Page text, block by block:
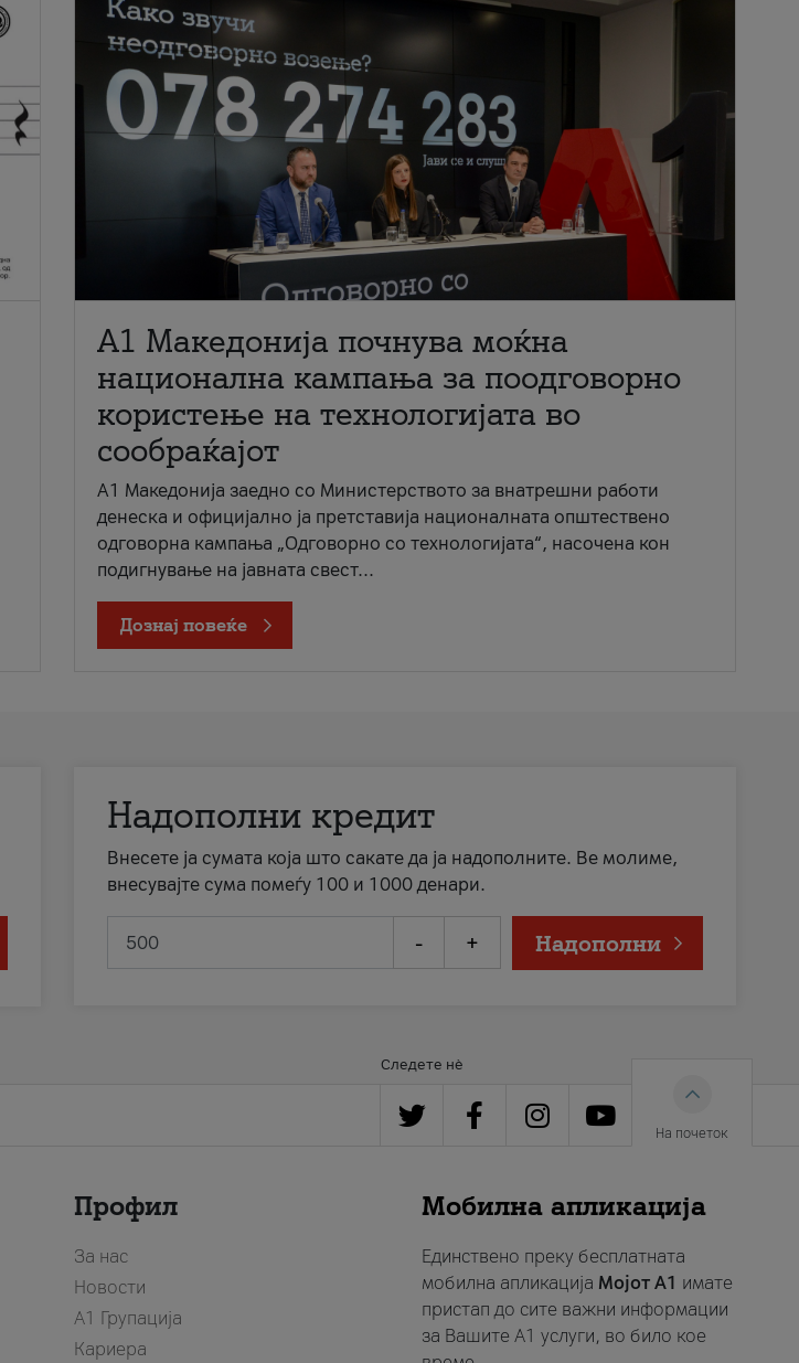
A1 Македонија почнува моќна
национална кампања за поодговорно
користење на технологијата во
сообраќајот
A1 Македонија заедно со Министерството за внатрешни работи
денеска и официјално ја претставија националната општествено
одговорна кампања „Одговорно со технологијата“, насочена кон
подигнување на јавната свест...
Дознај повеќе
Надополни кредит
Внесете ја сумата која што сакате да ја надополните. Ве молиме,
внесувајте сума помеѓу 100 и 1000 денари.
- + Надополни
Следете нè
На почеток
Профил
За нас
Новости
А1 Групација
Кариера
Мобилна апликација
Единствено преку бесплатната
мобилна апликација Мојот A1 имате
пристап до сите важни информации
за Вашите A1 услуги, во било кое